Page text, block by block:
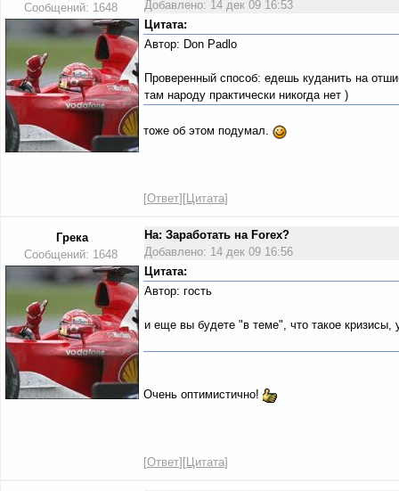
Сообщений: 1648
Добавлено: 14 дек 09 16:53
Цитата:
Автор: Don Padlo
Проверенный способ: едешь куданить на
там народу практически никогда нет )
тоже об этом подумал.
[Ответ][Цитата]
Грека
Сообщений: 1648
На: Заработать на Forex?
Добавлено: 14 дек 09 16:56
Цитата:
Автор: гость
и еще вы будете "в теме", что такое кризисы,
Очень оптимистично!
[Ответ][Цитата]